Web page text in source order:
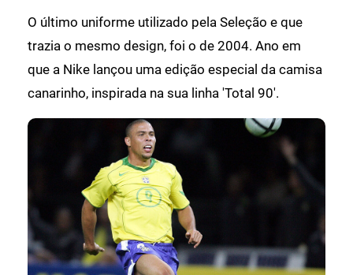
O último uniforme utilizado pela Seleção e que
trazia o mesmo design, foi o de 2004. Ano em
que a Nike lançou uma edição especial da camisa
canarinho, inspirada na sua linha 'Total 90'.